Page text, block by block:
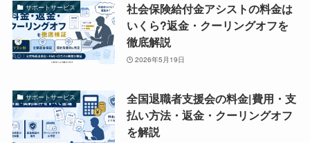
サポートサービス
社会保険給付金アシストの料金は
いくら?返金・クーリングオフを
徹底解説
2026年5月19日
サポートサービス
全国退職者支援会の料金|費用・支
払い方法・返金・クーリングオフ
を解説